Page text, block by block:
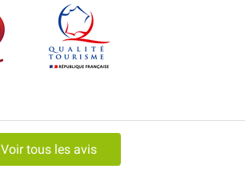
Voir tous les avis